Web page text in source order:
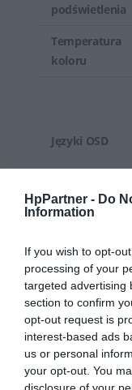
HpPartner - Do
Information
If you wish to opt-
processing of your
targeted advertising
section to confirm
opt-out request is
interest-based ads
us or personal
your opt-out. You
disclosure of your
podświetlenia
Temperatura
koloru
Języki OSD
Kolor